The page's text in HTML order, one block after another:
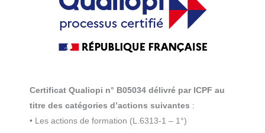
Certificat Qualiopi n° B05034 délivré par ICPF au
titre des catégories d’actions suivantes :
• Les actions de formation (L.6313-1 – 1°)